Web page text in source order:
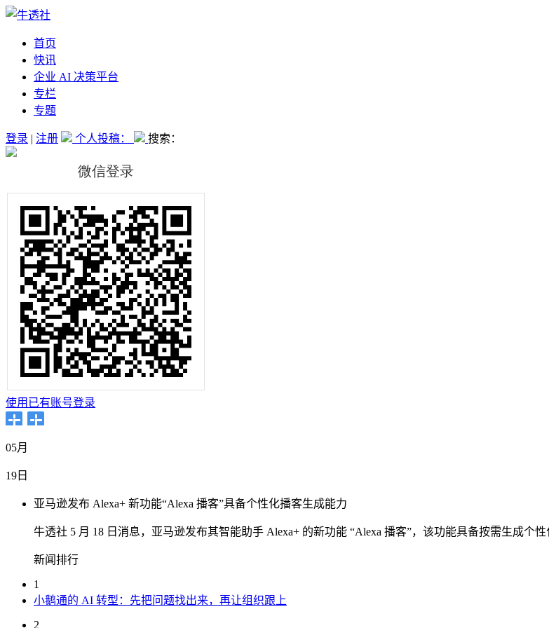
首页
快讯
企业 AI 决策平台
专栏
专题
登录 | 注册 个人投稿： 搜索：
使用已有账号登录
05月
19日
亚马逊发布 Alexa+ 新功能“Alexa 播客”具备个性化播客生成能力
牛透社 5 月 18 日消息，亚马逊发布其智能助手 Alexa+ 的新功能 “Alexa 播客”，该功能具备按需生成个
新闻排行
1
小鹅通的 AI 转型：先把问题找出来，再让组织跟上
2